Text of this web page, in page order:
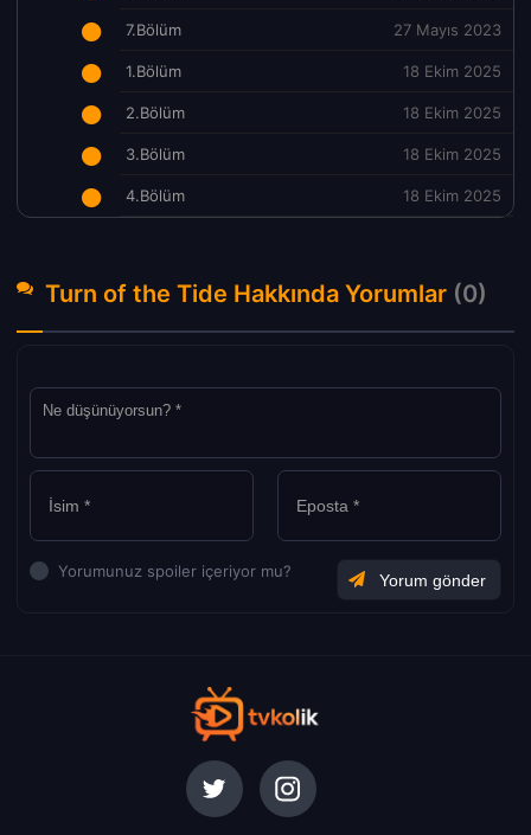
7.Bölüm 27 Mayıs 2023
1.Bölüm 18 Ekim 2025
2.Bölüm 18 Ekim 2025
3.Bölüm 18 Ekim 2025
4.Bölüm 18 Ekim 2025
Turn of the Tide Hakkında Yorumlar (0)
Yorumunuz spoiler içeriyor mu?